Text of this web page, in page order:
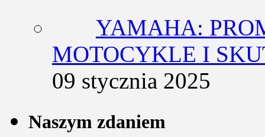
YAMAHA:
MOTOCYKLE I
09 stycznia 2025
Naszym zdaniem